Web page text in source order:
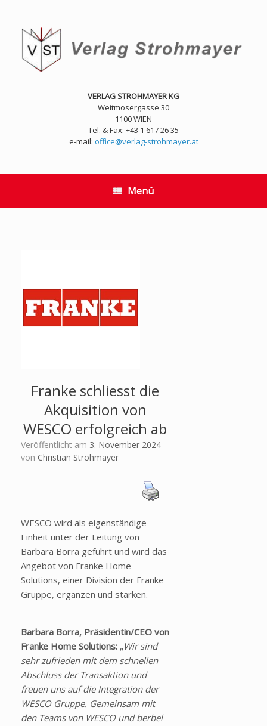
springen
VERLAG STROHMAYER KG
Weitmosergasse 30
1100 WIEN
Tel. & Fax: +43 1 617 26 35
e-mail: office@verlag-strohmayer.at
Menü
Franke schliesst die
Akquisition von
WESCO erfolgreich ab
Veröffentlicht am 3. November 2024
von Christian Strohmayer
WESCO wird als eigenständige
Einheit unter der Leitung von
Barbara Borra geführt und wird das
Angebot von Franke Home
Solutions, einer Division der Franke
Gruppe, ergänzen und stärken.
Barbara Borra, Präsidentin/CEO von
Franke Home Solutions: „Wir sind
sehr zufrieden mit dem schnellen
Abschluss der Transaktion und
freuen uns auf die Integration der
WESCO Gruppe. Gemeinsam mit
den Teams von WESCO und berbel